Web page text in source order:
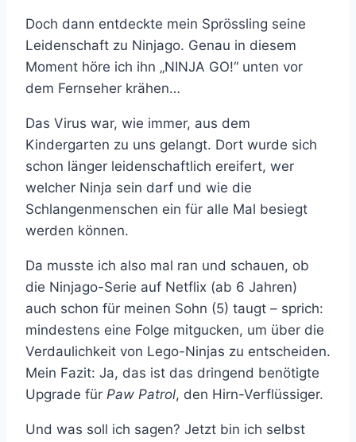
Doch dann entdeckte mein Sprössling seine
Leidenschaft zu Ninjago. Genau in diesem
Moment höre ich ihn „NINJA GO!“ unten vor
dem Fernseher krähen…
Das Virus war, wie immer, aus dem
Kindergarten zu uns gelangt. Dort wurde sich
schon länger leidenschaftlich ereifert, wer
welcher Ninja sein darf und wie die
Schlangenmenschen ein für alle Mal besiegt
werden können.
Da musste ich also mal ran und schauen, ob
die Ninjago-Serie auf Netflix (ab 6 Jahren)
auch schon für meinen Sohn (5) taugt – sprich:
mindestens eine Folge mitgucken, um über die
Verdaulichkeit von Lego-Ninjas zu entscheiden.
Mein Fazit: Ja, das ist das dringend benötigte
Upgrade für Paw Patrol, den Hirn-Verflüssiger.
Und was soll ich sagen? Jetzt bin ich selbst